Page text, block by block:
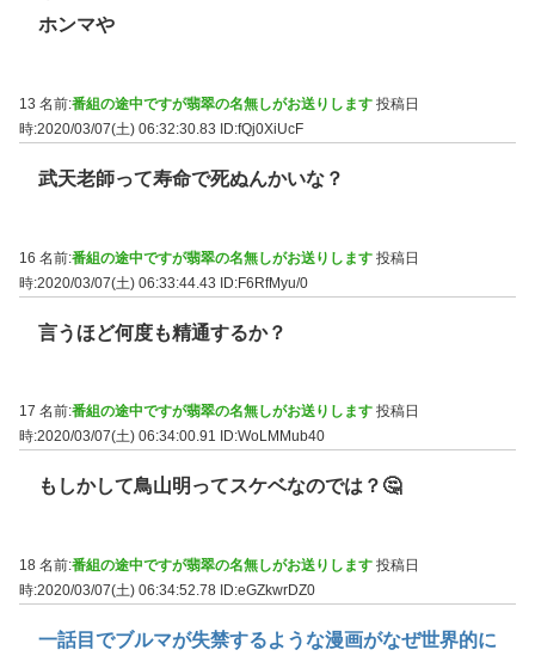
ホンマや
13 名前:番組の途中ですが翡翠の名無しがお送りします 投稿日
時:2020/03/07(土) 06:32:30.83
ID:fQj0XiUcF
武天老師って寿命で死ぬんかいな？
16 名前:番組の途中ですが翡翠の名無しがお送りします 投稿日
時:2020/03/07(土) 06:33:44.43 ID:F6RfMyu/0
言うほど何度も精通するか？
17 名前:番組の途中ですが翡翠の名無しがお送りします 投稿日
時:2020/03/07(土) 06:34:00.91
ID:WoLMMub40
もしかして鳥山明ってスケベなのでは？🤔
18 名前:番組の途中ですが翡翠の名無しがお送りします 投稿日
時:2020/03/07(土) 06:34:52.78 ID:eGZkwrDZ0
一話目でブルマが失禁するような漫画がなぜ世界的に